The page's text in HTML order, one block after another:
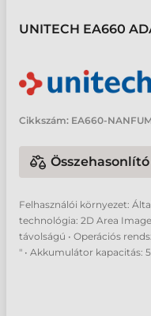
UNITECH EA660
Cikkszám: EA660-
Összehasonlító
Felhasználói környezet:
technológia: 2D Area
távolságú • Operációs
" • Akkumulátor kapacitás: